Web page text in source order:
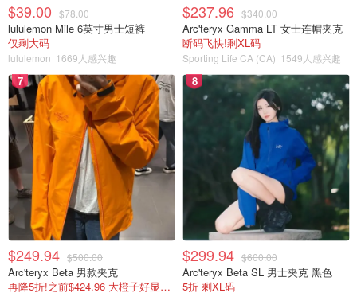
不知道是什么螃蟹
$39.00 $78.00
lululemon Mile 6英寸男士短裤
仅剩大码
lululemon 1669人感兴趣
$237.96 $340.00
Arc'teryx Gamma LT 女士连帽夹克
断码飞快!剩XL码
Sporting Life CA (CA) 1549人感兴趣
7
$249.94 $500.00
Arc'teryx Beta 男款夹克
再降5折!之前$424.96 大橙子好显白 蹲补
8
$299.94 $600.00
Arc'teryx Beta SL 男士夹克 黑色
5折 剩XL码